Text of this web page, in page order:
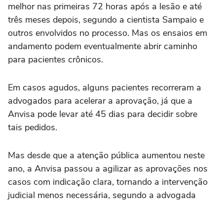
melhor nas primeiras 72 horas após a lesão e até
três meses depois, segundo a cientista Sampaio e
outros envolvidos no processo. Mas os ensaios em
⁠andamento podem eventualmente abrir caminho
para pacientes crônicos.
Em casos agudos, alguns pacientes recorreram a
advogados para acelerar a aprovação, já que a
Anvisa pode levar até 45 dias para decidir sobre
tais pedidos.
Mas desde que a atenção pública aumentou neste
ano, a Anvisa passou a agilizar as aprovações nos
casos com indicação clara, tornando a intervenção
judicial menos necessária, segundo a advogada